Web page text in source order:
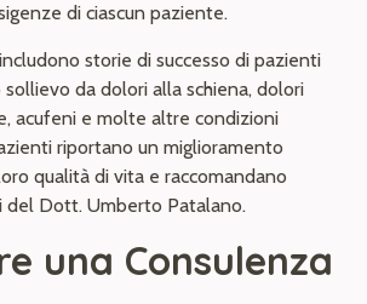
di ciascun paziente.
storie di successo di pazienti
da dolori alla schiena, dolori
acufeni e molte altre condizioni
riportano un miglioramento
qualità di vita e raccomandano
del Dott. Umberto Patalano.
una Consulenza